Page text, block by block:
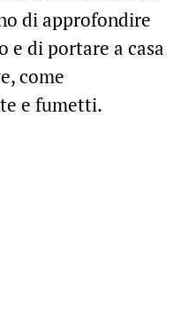
di approfondire
e di portare a casa
come
e fumetti.